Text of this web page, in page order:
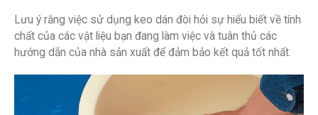
Lưu ý rằng việc sử dụng keo dán đòi hỏi sự hiểu biết về tính
chất của các vật liệu bạn đang làm việc và tuân thủ các
hướng dẫn của nhà sản xuất để đảm bảo kết quả tốt nhất.